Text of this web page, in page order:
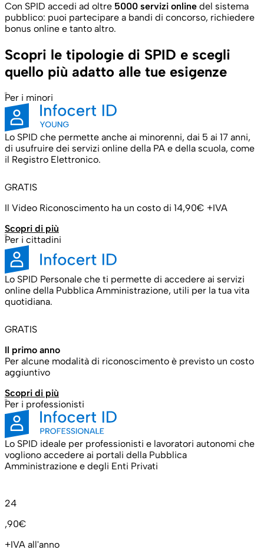
Con SPID accedi ad oltre 5000 servizi online del sistema
pubblico: puoi partecipare a bandi di concorso, richiedere
bonus online e tanto altro.
Scopri le tipologie di SPID e scegli
quello più adatto alle tue esigenze
Per i minori
Lo SPID che permette anche ai minorenni, dai 5 ai 17 anni,
di usufruire dei servizi online della PA e della scuola, come
il Registro Elettronico.
GRATIS
Il Video Riconoscimento ha un costo di 14,90€ +IVA
Scopri di più
Per i cittadini
Lo SPID Personale che ti permette di accedere ai servizi
online della Pubblica Amministrazione, utili per la tua vita
quotidiana.
GRATIS
Il primo anno
Per alcune modalità di riconoscimento è previsto un costo
aggiuntivo
Scopri di più
Per i professionisti
Lo SPID ideale per professionisti e lavoratori autonomi che
vogliono accedere ai portali della Pubblica
Amministrazione e degli Enti Privati
24
,90€
+IVA all'anno